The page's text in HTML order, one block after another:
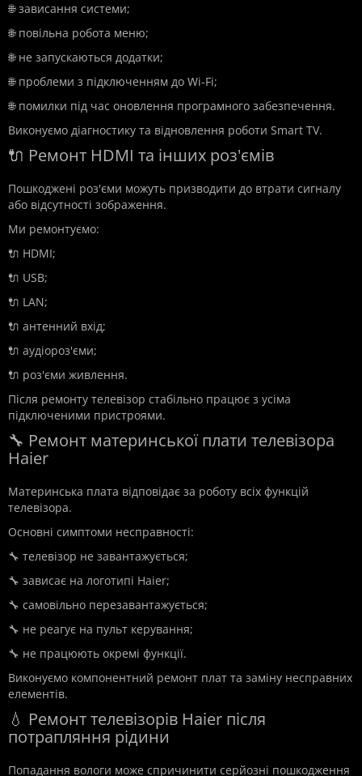
🌐 зависання системи;
🌐 повільна робота меню;
🌐 не запускаються додатки;
🌐 проблеми з підключенням до Wi-Fi;
🌐 помилки під час оновлення програмного забезпечення.
Виконуємо діагностику та відновлення роботи Smart TV.
🔌 Ремонт HDMI та інших роз'ємів
Пошкоджені роз'єми можуть призводити до втрати сигналу
або відсутності зображення.
Ми ремонтуємо:
🔌 HDMI;
🔌 USB;
🔌 LAN;
🔌 антенний вхід;
🔌 аудіороз'єми;
🔌 роз'єми живлення.
Після ремонту телевізор стабільно працює з усіма
підключеними пристроями.
🔧 Ремонт материнської плати телевізора
Haier
Материнська плата відповідає за роботу всіх функцій
телевізора.
Основні симптоми несправності:
🔧 телевізор не завантажується;
🔧 зависає на логотипі Haier;
🔧 самовільно перезавантажується;
🔧 не реагує на пульт керування;
🔧 не працюють окремі функції.
Виконуємо компонентний ремонт плат та заміну несправних
елементів.
💧 Ремонт телевізорів Haier після
потрапляння рідини
Попадання вологи може спричинити серйозні пошкодження